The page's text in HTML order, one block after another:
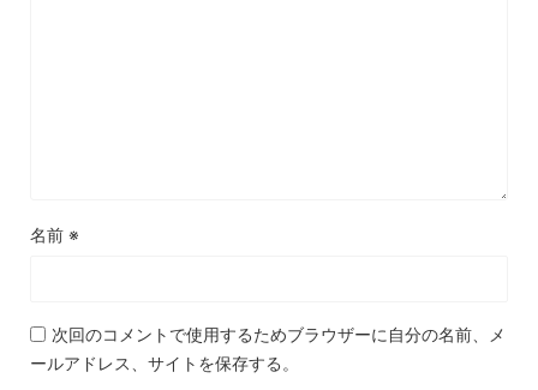
名前 ※
次回のコメントで使用するためブラウザーに自分の名前、メ
ールアドレス、サイトを保存する。